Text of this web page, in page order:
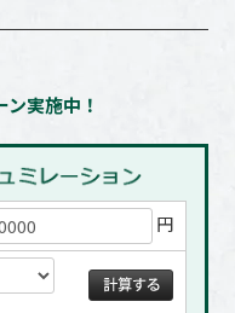
実施中！
円